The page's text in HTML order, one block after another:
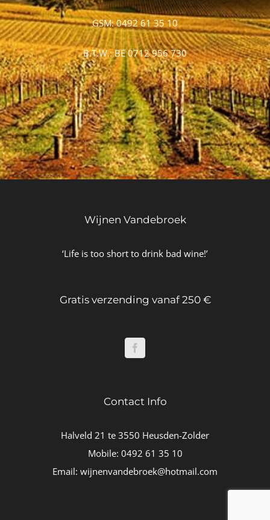
GSM: 0492 61 35 10
B.T.W.: BE 0712 956 730
Wijnen Vandebroek
‘Life is too short to drink bad wine!’
Gratis verzending vanaf 250 €
Contact Info
Halveld 21 te 3550 Heusden-Zolder
Mobile: 0492 61 35 10
Email: wijnenvandebroek@hotmail.com